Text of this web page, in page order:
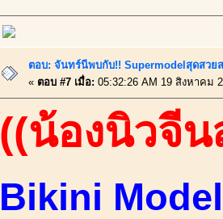
ตอบ: จันทร์นีพบกับ!! Supermodelสุดสวย
« ตอบ #7 เมื่อ: 05:32:26 AM 19 สิงหาคม
((น้องนิวจีน
Bikini